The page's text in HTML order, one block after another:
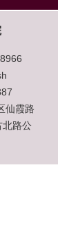
仙霞路
北路公